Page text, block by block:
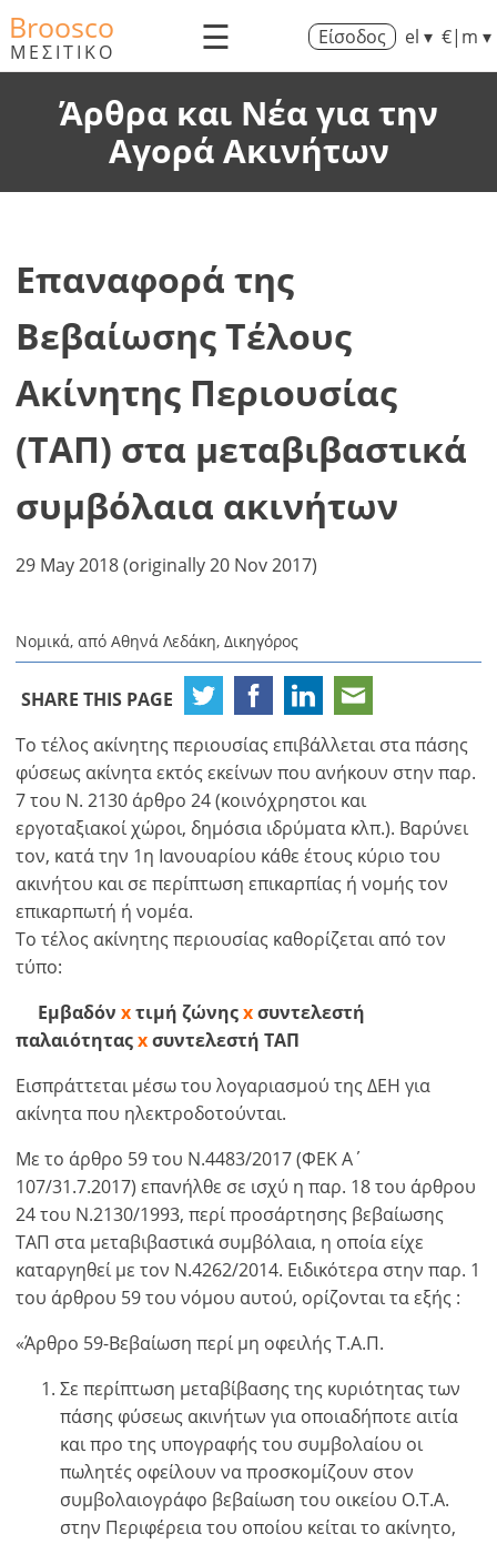
Broosco
ΜΕΣΙΤΙΚΟ ☰ Είσοδος el ▾ €|m ▾
Άρθρα και Νέα για την
Αγορά Ακινήτων
Επαναφορά της
Βεβαίωσης Τέλους
Ακίνητης Περιουσίας
(ΤΑΠ) στα μεταβιβαστικά
συμβόλαια ακινήτων
29 May 2018 (originally 20 Nov 2017)
Νομικά, από Αθηνά Λεδάκη, Δικηγόρος
SHARE THIS PAGE
Το τέλος ακίνητης περιουσίας επιβάλλεται στα πάσης
φύσεως ακίνητα εκτός εκείνων που ανήκουν στην παρ.
7 του Ν. 2130 άρθρο 24 (κοινόχρηστοι και
εργοταξιακοί χώροι, δημόσια ιδρύματα κλπ.). Βαρύνει
τον, κατά την 1η Ιανουαρίου κάθε έτους κύριο του
ακινήτου και σε περίπτωση επικαρπίας ή νομής τον
επικαρπωτή ή νομέα.
Το τέλος ακίνητης περιουσίας καθορίζεται από τον
τύπο:
Εμβαδόνxτιμή ζώνηςxσυντελεστή
παλαιότηταςxσυντελεστή ΤΑΠ
Εισπράττεται μέσω του λογαριασμού της ΔΕΗ για
ακίνητα που ηλεκτροδοτούνται.
Με το άρθρο 59 του Ν.4483/2017 (ΦΕΚ Α΄
107/31.7.2017) επανήλθε σε ισχύ η παρ. 18 του άρθρου
24 του Ν.2130/1993, περί προσάρτησης βεβαίωσης
ΤΑΠ στα μεταβιβαστικά συμβόλαια, η οποία είχε
καταργηθεί με τον Ν.4262/2014. Ειδικότερα στην παρ. 1
του άρθρου 59 του νόμου αυτού, ορίζονται τα εξής :
«Άρθρο 59-Βεβαίωση περί μη οφειλής Τ.Α.Π.
Σε περίπτωση μεταβίβασης της κυριότητας των
πάσης φύσεως ακινήτων για οποιαδήποτε αιτία
και προ της υπογραφής του συμβολαίου οι
πωλητές οφείλουν να προσκομίζουν στον
συμβολαιογράφο βεβαίωση του οικείου Ο.Τ.Α.
στην Περιφέρεια του οποίου κείται το ακίνητο,